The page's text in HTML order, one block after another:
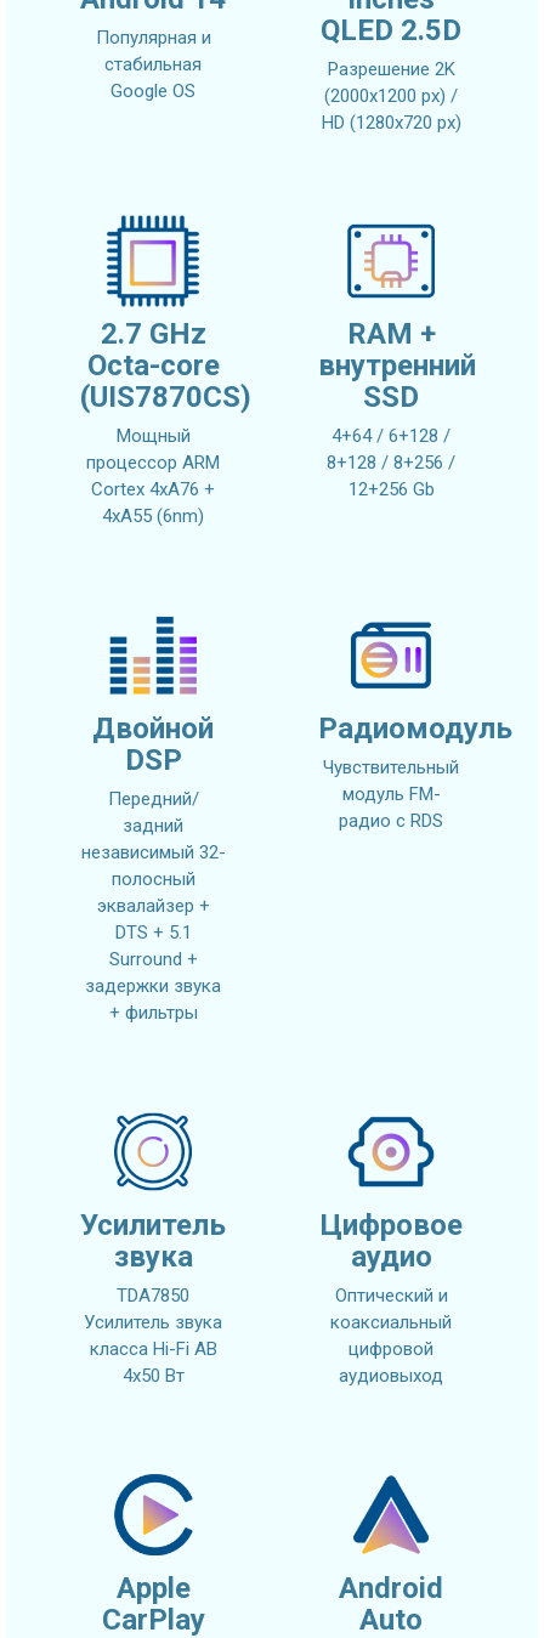
Популярная и
стабильная
Google OS
QLED 2.5D
Разрешение 2K
(2000x1200 px) /
HD (1280x720 px)
2.7 GHz
Octa-core
(UIS7870CS)
Мощный
процессор ARM
Cortex 4xA76 +
4xA55 (6nm)
RAM +
внутренний
SSD
4+64 / 6+128 /
8+128 / 8+256 /
12+256 Gb
Двойной
DSP
Передний/
задний
независимый 32-
полосный
эквалайзер +
DTS + 5.1
Surround +
задержки звука
+ фильтры
Радиомодуль
Чувствительный
модуль FM-
радио с RDS
Усилитель
звука
TDA7850
Усилитель звука
класса Hi-Fi AB
4x50 Вт
Цифровое
аудио
Оптический и
коаксиальный
цифровой
аудиовыход
Apple
CarPlay
Android
Auto